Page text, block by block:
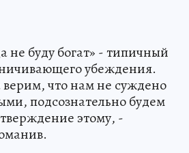
не буду богат» - типичный
убеждения.
верим, что нам не суждено
подсознательно будем
этому, -